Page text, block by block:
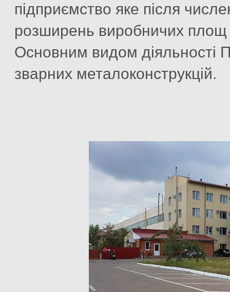
підприємство яке після
розширень виробничих площ
Основним видом
зварних металоконструкцій.